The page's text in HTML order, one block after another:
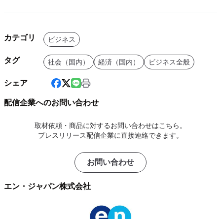
カテゴリ ビジネス
タグ 社会（国内） 経済（国内） ビジネス全般
シェア
配信企業へのお問い合わせ
取材依頼・商品に対するお問い合わせはこちら。
プレスリリース配信企業に直接連絡できます。
お問い合わせ
エン・ジャパン株式会社